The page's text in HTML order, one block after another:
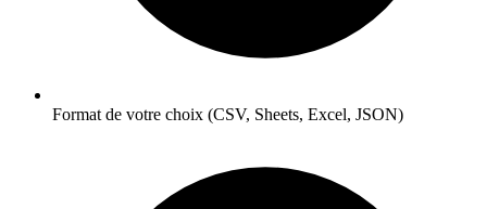
Format de votre choix (CSV, Sheets, Excel, JSON)